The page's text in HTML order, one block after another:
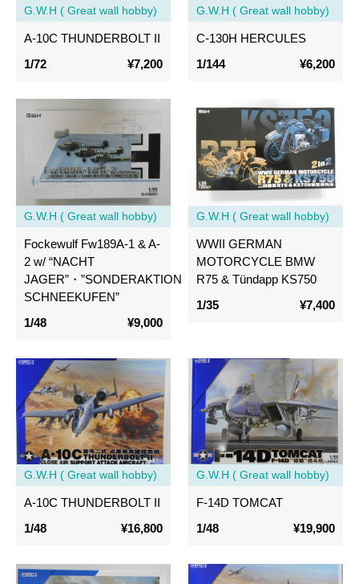
G.W.H ( Great wall hobby)
A-10C THUNDERBOLT II
1/72
¥7,200
G.W.H ( Great wall hobby)
C-130H HERCULES
1/144
¥6,200
G.W.H ( Great wall hobby)
Fockewulf Fw189A-1 & A-
2 w/ “NACHT
JAGER”・”SONDERAKTION
SCHNEEKUFEN”
1/48
¥9,000
G.W.H ( Great wall hobby)
WWII GERMAN
MOTORCYCLE BMW
R75 & Tündapp KS750
1/35
¥7,400
G.W.H ( Great wall hobby)
A-10C THUNDERBOLT II
1/48
¥16,800
G.W.H ( Great wall hobby)
F-14D TOMCAT
1/48
¥19,900